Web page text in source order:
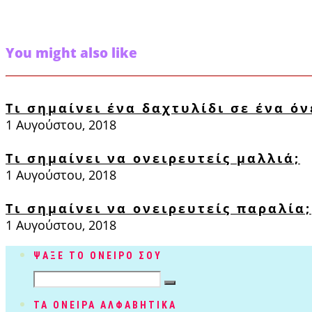
You might also like
Τι σημαίνει ένα δαχτυλίδι σε ένα
1 Αυγούστου, 2018
Τι σημαίνει να ονειρευτείς μαλλιά;
1 Αυγούστου, 2018
Τι σημαίνει να ονειρευτείς παραλία;
1 Αυγούστου, 2018
ΨΑΞΕ ΤΟ ΟΝΕΙΡΟ ΣΟΥ
ΤΑ ΟΝΕΙΡΑ ΑΛΦΑΒΗΤΙΚΑ